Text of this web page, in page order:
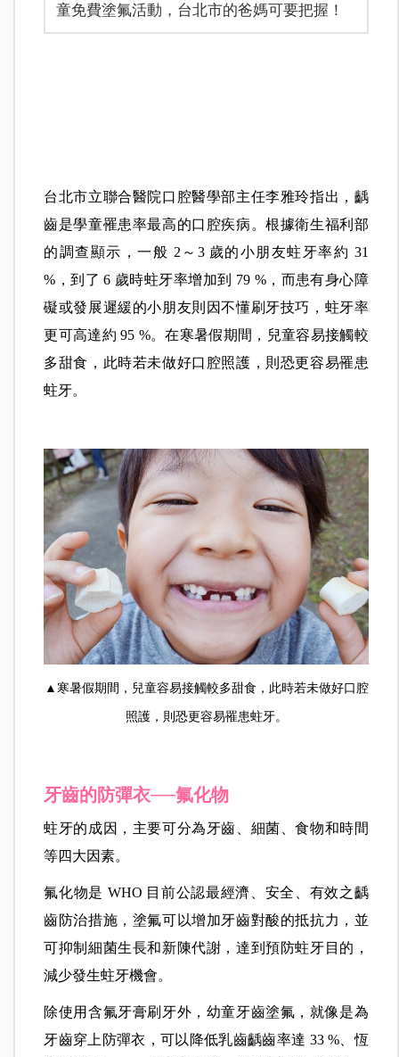
童免費塗氟活動，台北市的爸媽可要把握！
台北市立聯合醫院口腔醫學部主任李雅玲指出，齲
齒是學童罹患率最高的口腔疾病。根據衛生福利部
%，到了 6 歲時蛀牙率增加到 79 %，而患有身心障
礙或發展遲緩的小朋友則因不懂刷牙技巧，蛀牙率
更可高達約 95 %。在寒暑假期間，兒童容易接觸較
多甜食，此時若未做好口腔照護，則恐更容易罹患
蛀牙。
▲寒暑假期間，兒童容易接觸較多甜食，此時若未做好口腔
照護，則恐更容易罹患蛀牙。
牙齒的防彈衣──氟化物
蛀牙的成因，主要可分為牙齒、細菌、食物和時間
等四大因素。